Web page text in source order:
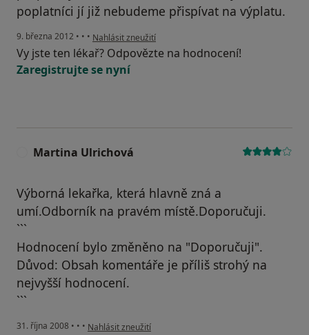
poplatníci jí již nebudeme přispívat na výplatu.
9. března 2012 • • • podle názoru uživatele Váš účet byl odstraněn
Nahlásit zneužití
Vy jste ten lékař? Odpovězte na hodnocení!
Zaregistrujte se nyní
Martina Ulrichová
Výborná lekařka, která hlavně zná a
umí.Odborník na pravém místě.Doporučuji.
```
Hodnocení bylo změněno na "Doporučuji".
Důvod: Obsah komentáře je příliš strohý na
nejvyšší hodnocení.
```
31. října 2008 • • • podle názoru uživatele Martina Ulrichová
Nahlásit zneužití